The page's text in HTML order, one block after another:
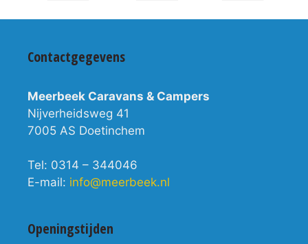
Contactgegevens
Meerbeek Caravans & Campers
Nijverheidsweg 41
7005 AS Doetinchem
Tel: 0314 – 344046
E-mail: info@meerbeek.nl
Openingstijden